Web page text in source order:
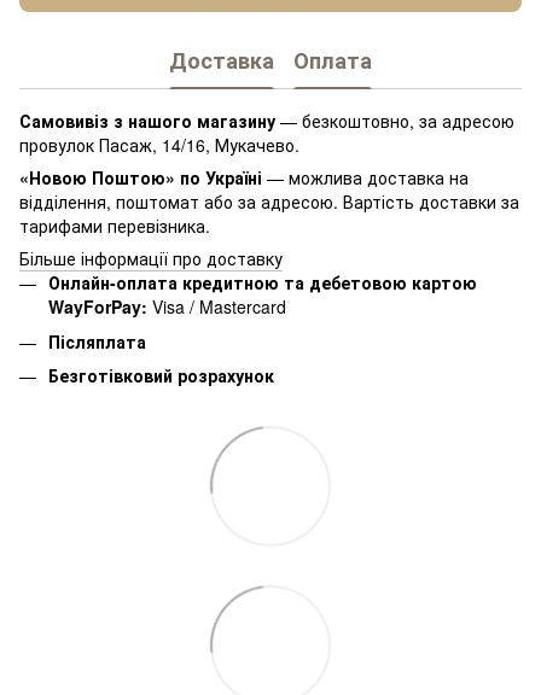
Доставка Оплата
Самовивіз з нашого магазину — безкоштовно, за адресою
провулок Пасаж, 14/16, Мукачево.
«Новою Поштою» по Україні — можлива доставка на
відділення, поштомат або за адресою. Вартість доставки за
тарифами перевізника.
Більше інформації про доставку
Онлайн-оплата кредитною та дебетовою картою
WayForPay: Visa / Mastercard
Післяплата
Безготівковий розрахунок